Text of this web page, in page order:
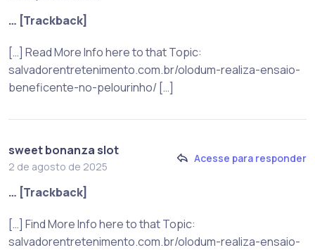
… [Trackback]
[…] Read More Info here to that Topic:
salvadorentretenimento.com.br/olodum-realiza-ensaio-
beneficente-no-pelourinho/ […]
sweet bonanza slot
2 de agosto de 2025
Acesse para responder
… [Trackback]
[…] Find More Info here to that Topic:
salvadorentretenimento.com.br/olodum-realiza-ensaio-